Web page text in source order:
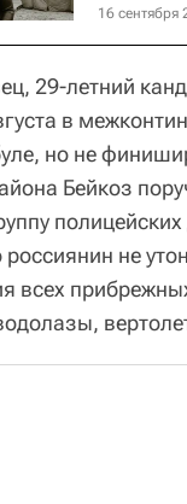
16 сентября
29-летний
в
но не
Бейкоз
россиянин не
всех